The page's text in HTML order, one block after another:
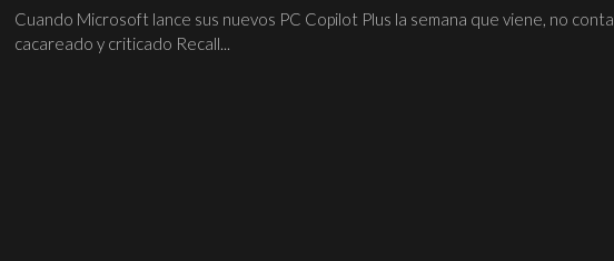
Cuando Microsoft lance sus nuevos PC Copilot Plus la semana que viene, no
cacareado y criticado Recall...